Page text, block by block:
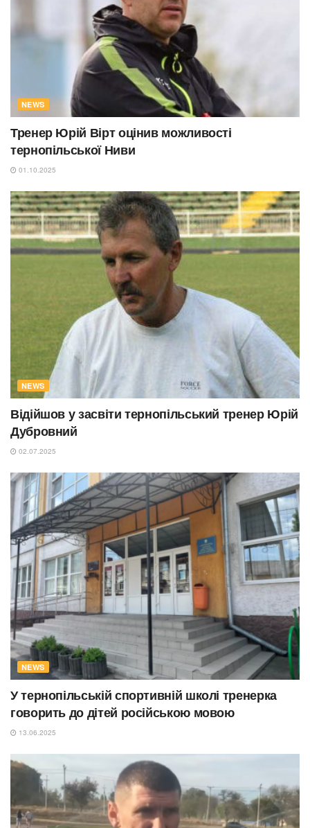
NEWS
Тренер Юрій Вірт оцінив можливості
тернопільської Ниви
01.10.2025
NEWS
Відійшов у засвіти тернопільський тренер Юрій
Дубровний
02.07.2025
NEWS
У тернопільській спортивній школі тренерка
говорить до дітей російською мовою
13.06.2025